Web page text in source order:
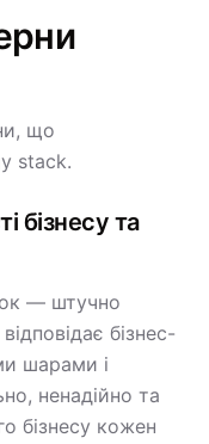
що
stack.
бізнесу та
— штучно
бізнес-
шарами і
ненадійно та
бізнесу кожен